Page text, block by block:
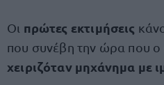
Οι πρώτες εκτιμήσεις
που συνέβη την ώρα που ο
χειριζόταν μηχάνημα με